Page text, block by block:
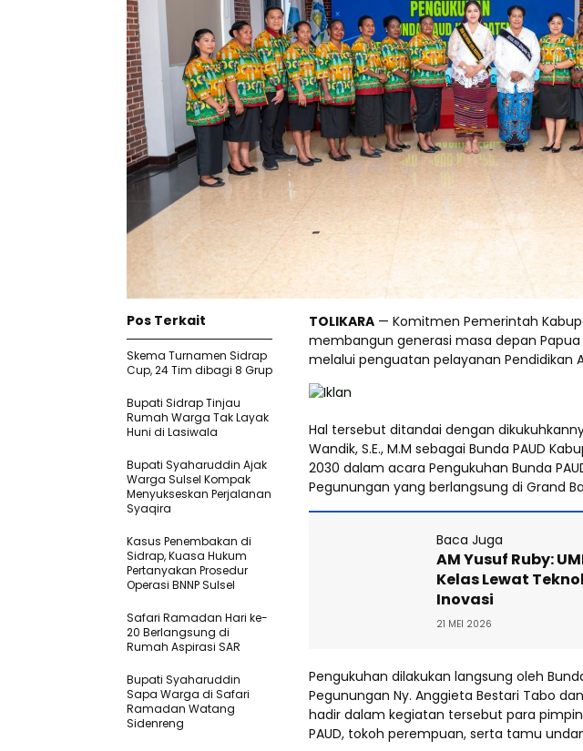
TOLIKARA — Komitmen Pemerintah
membangun generasi masa depan
melalui penguatan pelayanan Pendidikan
Hal tersebut ditandai dengan
Wandik, S.E., M.M sebagai Bunda PAUD
2030 dalam acara Pengukuhan Bunda
Pegunungan yang berlangsung di Grand
Baca Juga
AM Yusuf Ruby:
Kelas Lewat
Inovasi
21 MEI 2026
Pengukuhan dilakukan langsung oleh
Pegunungan Ny. Anggieta Bestari Tabo
hadir dalam kegiatan tersebut para
PAUD, tokoh perempuan, serta tamu
Pos Terkait
Skema Turnamen Sidrap
Cup, 24 Tim dibagi 8 Grup
Bupati Sidrap Tinjau
Rumah Warga Tak Layak
Huni di Lasiwala
Bupati Syaharuddin Ajak
Warga Sulsel Kompak
Menyukseskan Perjalanan
Syaqira
Kasus Penembakan di
Sidrap, Kuasa Hukum
Pertanyakan Prosedur
Operasi BNNP Sulsel
Safari Ramadan Hari ke-
20 Berlangsung di
Rumah Aspirasi SAR
Bupati Syaharuddin
Sapa Warga di Safari
Ramadan Watang
Sidenreng